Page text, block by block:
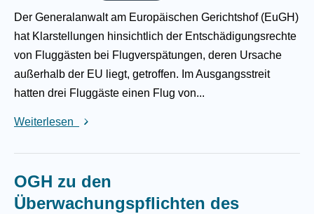
Der Generalanwalt am Europäischen Gerichtshof (EuGH)
hat Klarstellungen hinsichtlich der Entschädigungsrechte
von Fluggästen bei Flugverspätungen, deren Ursache
außerhalb der EU liegt, getroffen. Im Ausgangsstreit
hatten drei Fluggäste einen Flug von...
Weiterlesen
OGH zu den
Überwachungspflichten des